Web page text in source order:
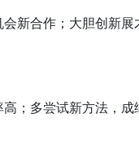
新合作；大胆创新展
；多尝试新方法，成